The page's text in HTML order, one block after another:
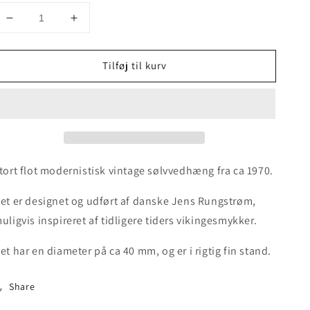
Decrease
for
vintage
Increase
for
vintage
Tilføj til kurv
flot modernistisk vintage sølvvedhæng fra ca 1970.
er designet og udført af danske Jens Rungstrøm,
inspireret af tidligere tiders vikingesmykker.
har en diameter på ca 40 mm, og er i rigtig fin stand.
Share